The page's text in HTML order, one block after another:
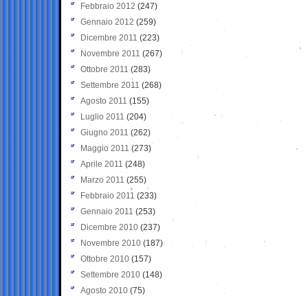
Febbraio 2012 (247)
Gennaio 2012 (259)
Dicembre 2011 (223)
Novembre 2011 (267)
Ottobre 2011 (283)
Settembre 2011 (268)
Agosto 2011 (155)
Luglio 2011 (204)
Giugno 2011 (262)
Maggio 2011 (273)
Aprile 2011 (248)
Marzo 2011 (255)
Febbraio 2011 (233)
Gennaio 2011 (253)
Dicembre 2010 (237)
Novembre 2010 (187)
Ottobre 2010 (157)
Settembre 2010 (148)
Agosto 2010 (75)